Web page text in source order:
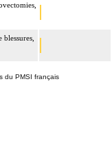
du PMSI français